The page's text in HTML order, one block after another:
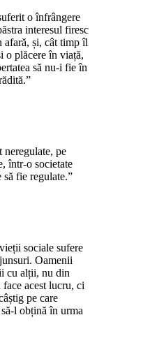
o înfrângere
interesul firesc
afară, și, cât timp îl
o plăcere în viață,
să nu-i fie în
neregulate, pe
într-o societate
fie regulate.”
sociale sufere
Oamenii
cu alții, nu din
acest lucru, ci
pe care
l obțină în urma